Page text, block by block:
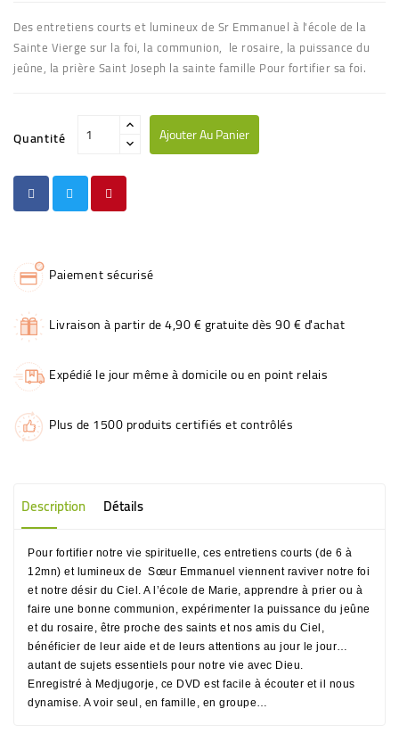
Des entretiens courts et lumineux de Sr Emmanuel à l'école de la
Sainte Vierge sur la foi, la communion, le rosaire, la puissance du
jeûne, la prière Saint Joseph la sainte famille Pour fortifier sa foi.
Quantité Ajouter Au Panier
Paiement sécurisé
Livraison à partir de 4,90 € gratuite dès 90 € d'achat
Expédié le jour même à domicile ou en point relais
Plus de 1500 produits certifiés et contrôlés
Description Détails
Pour fortifier notre vie spirituelle , ces entretiens courts (de 6 à
12mn) et lumineux de Sœur Emmanuel viennent raviver notre foi
et notre désir du Ciel . A l’école de Marie , apprendre à prier ou à
faire une bonne communion , expérimenter la puissance du jeûne
et du rosaire , être proche des saints et nos amis du Ciel
bénéficier de leur aide et de leurs attentions au jour le jour…
autant de sujets essentiels pour notre vie avec Dieu
Enregistré à Medjugorje
, ce DVD est facile à écouter et il nous
dynamise. A voir seul, en famille, en groupe…